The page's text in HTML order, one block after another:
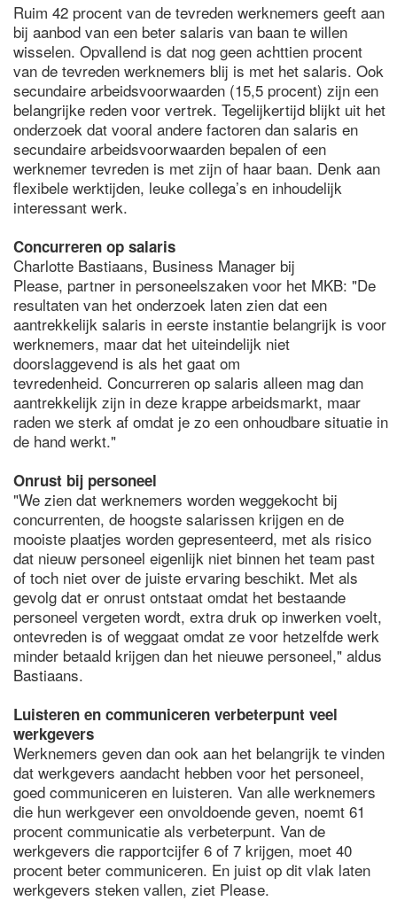
Ruim 42 procent van de tevreden werknemers geeft aan
bij aanbod van een beter salaris van baan te willen
wisselen. Opvallend is dat nog geen achttien procent
van de tevreden werknemers blij is met het salaris. Ook
secundaire arbeidsvoorwaarden (15,5 procent) zijn een
belangrijke reden voor vertrek. Tegelijkertijd blijkt uit het
onderzoek dat vooral andere factoren dan salaris en
secundaire arbeidsvoorwaarden bepalen of een
werknemer tevreden is met zijn of haar baan. Denk aan
flexibele werktijden, leuke collega’s en inhoudelijk
interessant werk.
Concurreren op salaris
Charlotte Bastiaans, Business Manager bij
Please, partner in personeelszaken voor het MKB: "De
resultaten van het onderzoek laten zien dat een
aantrekkelijk salaris in eerste instantie belangrijk is voor
werknemers, maar dat het uiteindelijk niet
doorslaggevend is als het gaat om
tevredenheid. Concurreren op salaris alleen mag dan
aantrekkelijk zijn in deze krappe arbeidsmarkt, maar
raden we sterk af omdat je zo een onhoudbare situatie in
de hand werkt."
Onrust bij personeel
"We zien dat werknemers worden weggekocht bij
concurrenten, de hoogste salarissen krijgen en de
mooiste plaatjes worden gepresenteerd, met als risico
dat nieuw personeel eigenlijk niet binnen het team past
of toch niet over de juiste ervaring beschikt. Met als
gevolg dat er onrust ontstaat omdat het bestaande
personeel vergeten wordt, extra druk op inwerken voelt,
ontevreden is of weggaat omdat ze voor hetzelfde werk
minder betaald krijgen dan het nieuwe personeel," aldus
Bastiaans.
Luisteren en communiceren verbeterpunt veel
werkgevers
Werknemers geven dan ook aan het belangrijk te vinden
dat werkgevers aandacht hebben voor het personeel,
goed communiceren en luisteren. Van alle werknemers
die hun werkgever een onvoldoende geven, noemt 61
procent communicatie als verbeterpunt. Van de
werkgevers die rapportcijfer 6 of 7 krijgen, moet 40
procent beter communiceren. En juist op dit vlak laten
werkgevers steken vallen, ziet Please.